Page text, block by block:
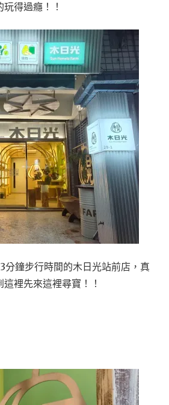
得過癮！！
分鐘步行時間的木日光站前店，真
裡先來這裡尋寶！！